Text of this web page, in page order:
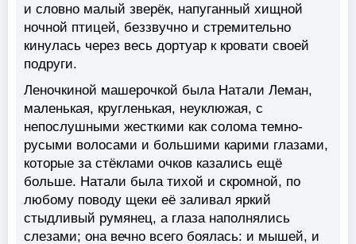
и словно малый зверёк, напуганный хищной
ночной птицей, беззвучно и стремительно
кинулась через весь дортуар к кровати своей
подруги.
Леночкиной машерочкой была Натали Леман,
маленькая, кругленькая, неуклюжая, с
непослушными жесткими как солома темно-
русыми волосами и большими карими глазами,
которые за стёклами очков казались ещё
больше. Натали была тихой и скромной, по
любому поводу щеки её заливал яркий
стыдливый румянец, а глаза наполнялись
слезами; она вечно всего боялась: и мышей, и